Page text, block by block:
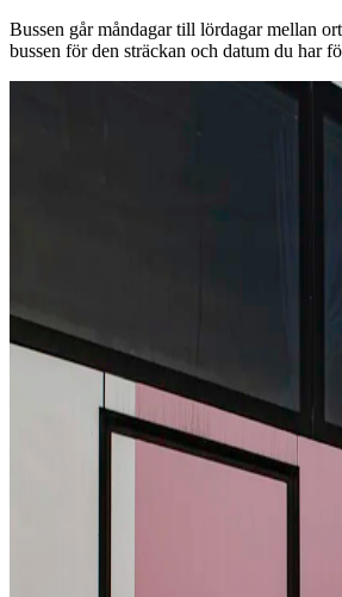
Bussen går måndagar till lördagar mellan
bussen för den sträckan och datum du har